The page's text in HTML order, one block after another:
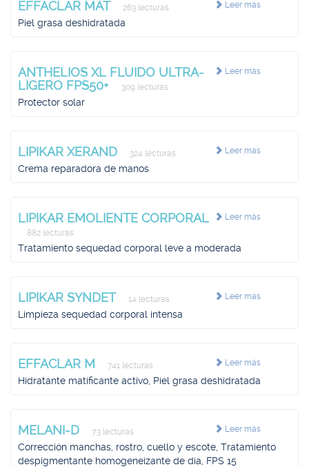
Leer más
EFFACLAR MAT 263 lecturas
Piel grasa deshidratada
Leer más
ANTHELIOS XL FLUIDO ULTRA-
LIGERO FPS50+
309 lecturas
Protector solar
Leer más
LIPIKAR XERAND 324 lecturas
Crema reparadora de manos
Leer más
LIPIKAR EMOLIENTE CORPORAL
882 lecturas
Tratamiento sequedad corporal leve a moderada
Leer más
LIPIKAR SYNDET 14 lecturas
Limpieza sequedad corporal intensa
Leer más
EFFACLAR M 741 lecturas
Hidratante matificante activo, Piel grasa deshidratada
Leer más
MELANI-D 73 lecturas
Corrección manchas, rostro, cuello y escote, Tratamiento
despigmentante homogeneizante de día, FPS 15